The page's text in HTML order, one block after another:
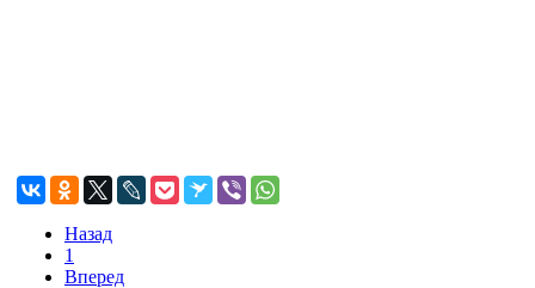
Назад
1
Вперед